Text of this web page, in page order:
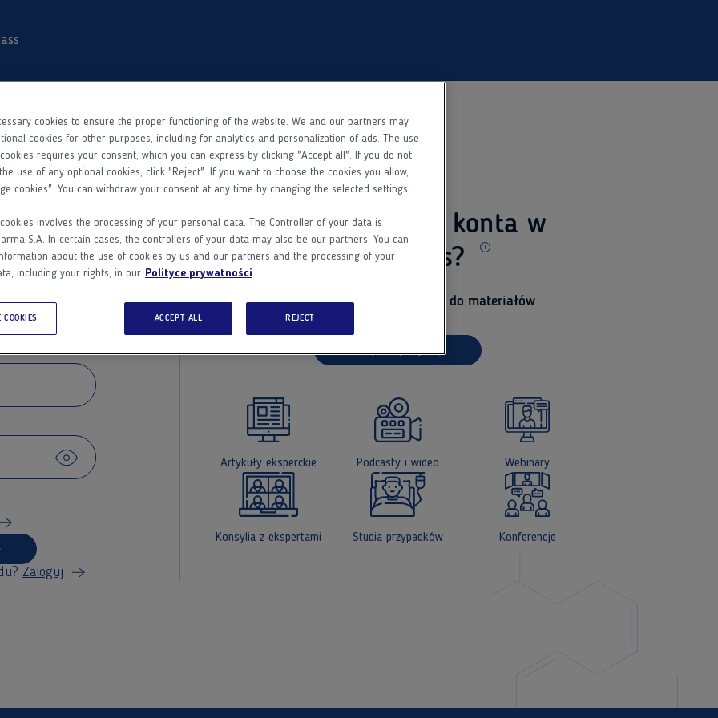
Adamed
informacje
Pass
Zaloguj
Nie masz jeszcze konta w
Adamed Pass?
Zarejestruj się i uzyskaj dostęp do materiałów
dla specjalistów.
Artykuły eksperckie Podcasty i wideo Webinary
Konsylia z ekspertami Studia przypadków Konferencje
cookies to ensure the proper functioning of the website. We and our partners may
cookies for other purposes, including for analytics and personalization of ads. The use
requires your consent, which you can express by clicking "Accept all". If you do not
use of any optional cookies, click "Reject". If you want to choose the cookies you allow,
cookies". You can withdraw your consent at any time by changing the selected settings.
cookies involves the processing of your personal data. The Controller of your data is
S.A. In certain cases, the controllers of your data may also be our partners. You can
about the use of cookies by us and our partners and the processing of your
including your rights, in our Polityce prywatności
ACCEPT ALL REJECT
COOKIES